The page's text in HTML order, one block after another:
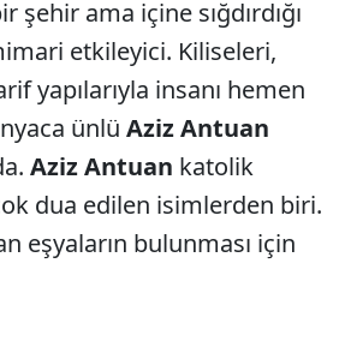
şehir ama içine sığdırdığı
etkileyici. Kiliseleri,
yapılarıyla insanı hemen
ünlü Aziz Antuan
Aziz Antuan katolik
dua edilen isimlerden biri.
eşyaların bulunması için